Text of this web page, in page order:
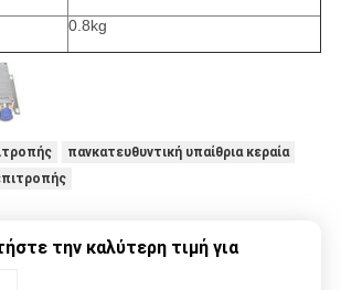
0.8kg
πανκατευθυντική υπαίθρια κεραία
την καλύτερη τιμή για